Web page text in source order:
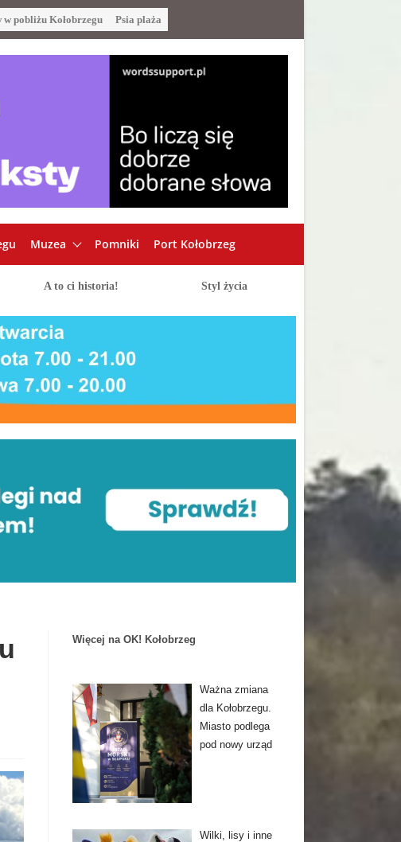
w pobliżu Kołobrzegu Psia plaża
Muzea Pomniki Port Kołobrzeg
A to ci historia! Styl życia
Więcej na OK! Kołobrzeg
Ważna zmiana
dla Kołobrzegu.
Miasto podlega
pod nowy urząd
Wilki, lisy i inne